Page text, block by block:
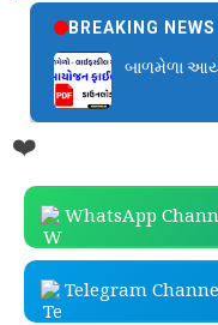
BREAKING NEWS
બાળમેળા
❤️
WhatsApp
Telegram